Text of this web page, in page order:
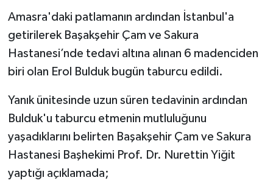
Amasra'daki patlamanın ardından İstanbul'a
getirilerek Başakşehir Çam ve Sakura
Hastanesi’nde tedavi altına alınan 6 madenciden
biri olan Erol Bulduk bugün taburcu edildi.
Yanık ünitesinde uzun süren tedavinin ardından
Bulduk'u taburcu etmenin mutluluğunu
yaşadıklarını belirten Başakşehir Çam ve Sakura
Hastanesi Başhekimi Prof. Dr. Nurettin Yiğit
yaptığı açıklamada;